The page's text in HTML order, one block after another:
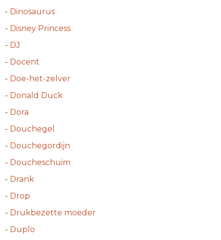
- Dinosaurus
- Disney Princess
- DJ
- Docent
- Doe-het-zelver
- Donald Duck
- Dora
- Douchegel
- Douchegordijn
- Doucheschuim
- Drank
- Drop
- Drukbezette moeder
- Duplo